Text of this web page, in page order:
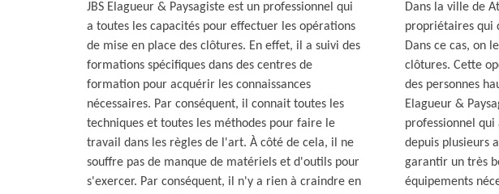
JBS Elagueur & Paysagiste est un professionnel qui
a toutes les capacités pour effectuer les opérations
de mise en place des clôtures. En effet, il a suivi des
formations spécifiques dans des centres de
formation pour acquérir les connaissances
nécessaires. Par conséquent, il connait toutes les
techniques et toutes les méthodes pour faire le
travail dans les règles de l'art. À côté de cela, il ne
souffre pas de manque de matériels et d'outils pour
s'exercer. Par conséquent, il n'y a rien à craindre en
Dans la ville de
propriétaires qui
Dans ce cas, on
clôtures. Cette
des personnes
Elagueur &
professionnel qui
depuis plusieurs
garantir un très
équipements